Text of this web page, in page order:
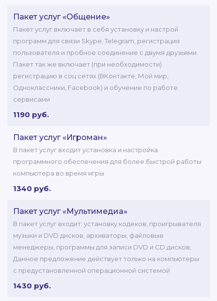
Пакет услуг «Общение»
Пакет услуг включает в себя установку и настрой
программ для связи Skype, Telegram, регистрация
пользователя и пробное соединение с двумя друзьями.
Пакет так же включает (при необходимости)
регистрацию в соц сетях (ВКонтакте, Мой мир,
Одноклассники, Facebook) и обучение по работе
сервисами
1190 руб.
Пакет услуг «Игроман»
В пакет услуг входит установка и настройка
программного обеспечения для более быстрой работы
компьютера во время игры
1340 руб.
Пакет услуг «Мультимедиа»
В пакет услуг входит: установку кодеков, проигрывателя
музыки и DVD дисков, архиваторы, файловые
менеджеры, программы для записи DVD и CD дисков,
Данное предложение действует только на компьютеры
с предустановленной операционной системой
1430 руб.